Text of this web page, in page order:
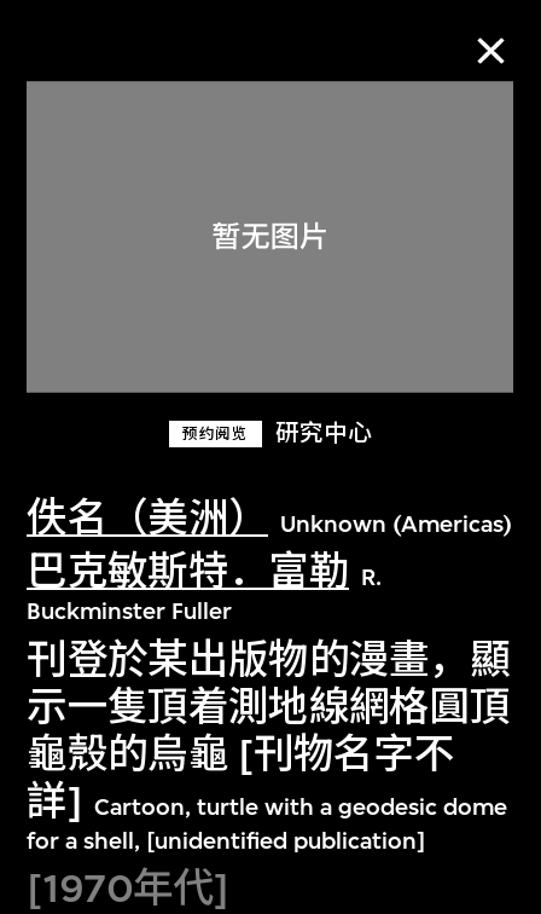
预约阅览 研究中心
佚名（美洲） Unknown (Americas)
巴克敏斯特．富勒 R.
Buckminster Fuller
刊登於某出版物的漫畫，顯
示一隻頂着測地線網格圓頂
龜殼的烏龜 [刊物名字不
詳] Cartoon, turtle with a geodesic dome
for a shell, [unidentified publication]
[1970年代]
关于M+藏品
探索世界顶级的二十及二十一世纪视觉
文化藏品。